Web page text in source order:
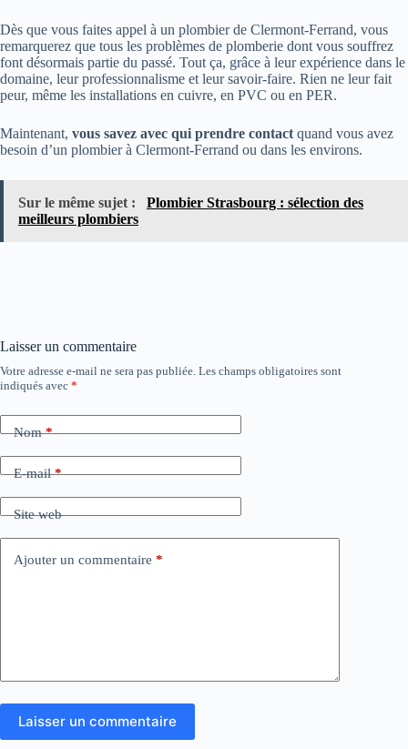
Dès que vous faites appel à un plombier de Clermont-Ferrand, vous
remarquerez que tous les problèmes de plomberie dont vous souffrez
font désormais partie du passé. Tout ça, grâce à leur expérience dans le
domaine, leur professionnalisme et leur savoir-faire. Rien ne leur fait
peur, même les installations en cuivre, en PVC ou en PER.
Maintenant, vous savez avec qui prendre contact quand vous avez
besoin d’un plombier à Clermont-Ferrand ou dans les environs.
Sur le même sujet :
Plombier Strasbourg : sélection des
meilleurs plombiers
Laisser un commentaire
Votre adresse e-mail ne sera pas publiée. Les champs obligatoires sont
indiqués avec *
Nom*
E-mail*
Site web
Ajouter un commentaire *
Laisser un commentaire